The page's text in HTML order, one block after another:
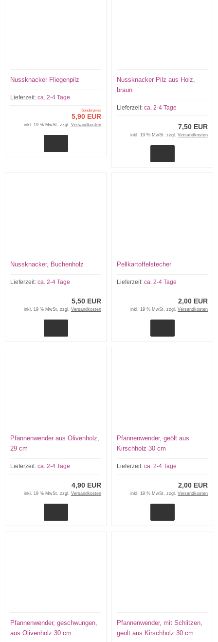
Nussknacker Fliegenpilz
Lieferzeit: ca. 2-4 Tage
Sonderpreis
5,90 EUR
inkl. 19 % MwSt. zzgl. Versandkosten
Nussknacker Pilz aus Holz,
braun
Lieferzeit: ca. 2-4 Tage
7,50 EUR
inkl. 19 % MwSt. zzgl. Versandkosten
Nussknacker, Buchenholz
Lieferzeit: ca. 2-4 Tage
5,50 EUR
inkl. 19 % MwSt. zzgl. Versandkosten
Pellkartoffelstecher
Lieferzeit: ca. 2-4 Tage
2,00 EUR
inkl. 19 % MwSt. zzgl. Versandkosten
Pfannenwender aus Olivenholz,
29 cm
Lieferzeit: ca. 2-4 Tage
4,90 EUR
inkl. 19 % MwSt. zzgl. Versandkosten
Pfannenwender, geölt aus
Kirschholz 30 cm
Lieferzeit: ca. 2-4 Tage
2,00 EUR
inkl. 19 % MwSt. zzgl. Versandkosten
Pfannenwender, geschwungen,
aus Olivenholz 30 cm
Pfannenwender, mit Schlitzen,
geölt aus Kirschholz 30 cm